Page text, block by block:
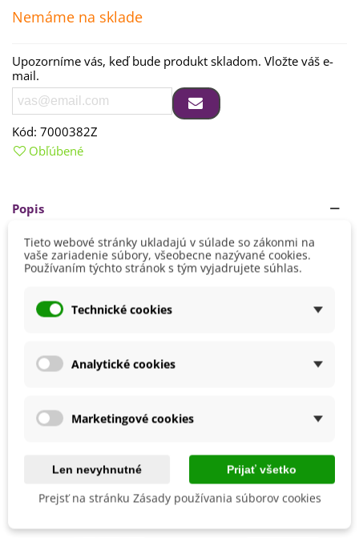
Nemáme na sklade
Upozorníme vás, keď bude produkt skladom. Vložte váš e-
mail.
Kód: 7000382Z
Obľúbené
Popis
Návod na použitie:
Otvortespodnú časť pascea nalejtedo nej200 ml
miesta, kde lieta hmyz.
Prípravok Proti
Bodavý hmyz
Mohli byste ešte potrebovať
Tieto webové stránky ukladajú v súlade so zákonmi na
vaše zariadenie súbory, všeobecne nazývané cookies.
Používaním týchto stránok s tým vyjadrujete súhlas.
Technické cookies
Analytické cookies
Marketingové cookies
Len nevyhnutné Prijať všetko
Prejsť na stránku Zásady používania súborov cookies